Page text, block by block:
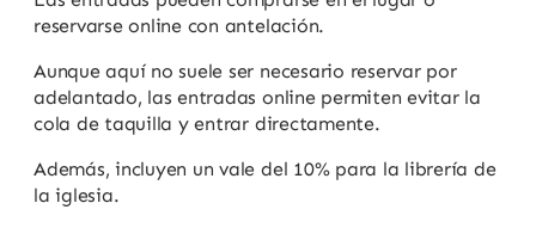
reservarse online con antelación.
Aunque aquí no suele ser necesario reservar por
adelantado, las entradas online permiten evitar la
cola de taquilla y entrar directamente.
Además, incluyen un vale del 10% para la librería de
la iglesia.